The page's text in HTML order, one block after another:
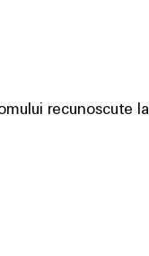
recunoscute la